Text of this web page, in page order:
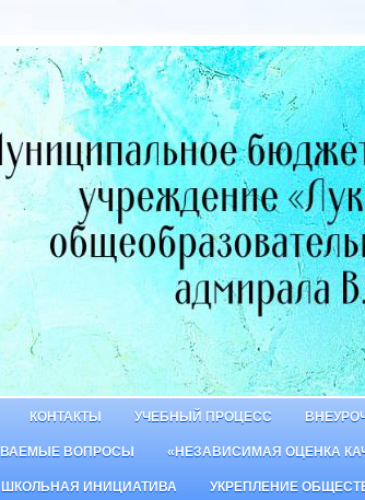
КОНТАКТЫ УЧЕБНЫЙ ПРОЦЕСС
ВОПРОСЫ «НЕЗАВИСИМАЯ ОЦЕНКА
ШКОЛЬНАЯ ИНИЦИАТИВА УКРЕПЛЕНИЕ